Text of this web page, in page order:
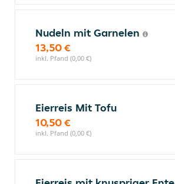
Nudeln mit Garnelen
13,50 €
inkl. Pfand (0,00 €)
Eierreis Mit Tofu
10,50 €
inkl. Pfand (0,00 €)